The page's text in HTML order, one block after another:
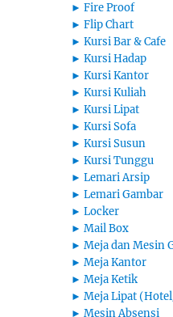
► Fire Proof
► Flip Chart
► Kursi Bar & Cafe
► Kursi Hadap
► Kursi Kantor
► Kursi Kuliah
► Kursi Lipat
► Kursi Sofa
► Kursi Susun
► Kursi Tunggu
► Lemari Arsip
► Lemari Gambar
► Locker
► Mail Box
► Meja dan Mesin
► Meja Kantor
► Meja Ketik
► Meja Lipat
► Mesin Absensi